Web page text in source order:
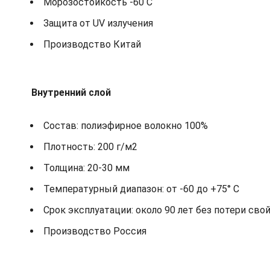
Морозостойкость -60 С
Защита от UV излучения
Производство Китай
Внутренний слой
Состав: полиэфирное волокно 100%
Плотность: 200 г/м2
Толщина: 20-30 мм
Температурный диапазон: от -60 до +75° С
Срок эксплуатации: около 90 лет без потери
Производство Россия